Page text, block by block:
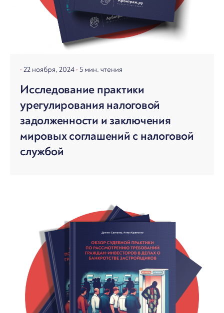
22 ноября, 2024 5 мин. чтения
Исследование практики
урегулирования налоговой
задолженности и заключения
мировых соглашений с налоговой
службой